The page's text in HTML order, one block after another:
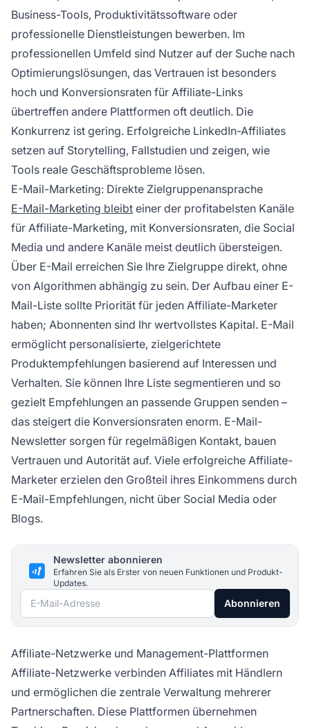
Business-Tools, Produktivitätssoftware oder
professionelle Dienstleistungen bewerben. Im
professionellen Umfeld sind Nutzer auf der Suche nach
Optimierungslösungen, das Vertrauen ist besonders
hoch und Konversionsraten für Affiliate-Links
übertreffen andere Plattformen oft deutlich. Die
Konkurrenz ist gering. Erfolgreiche LinkedIn-Affiliates
setzen auf Storytelling, Fallstudien und zeigen, wie
Tools reale Geschäftsprobleme lösen.
E-Mail-Marketing: Direkte Zielgruppenansprache
E-Mail-Marketing bleibt einer der profitabelsten Kanäle
für Affiliate-Marketing, mit Konversionsraten, die Social
Media und andere Kanäle meist deutlich übersteigen.
Über E-Mail erreichen Sie Ihre Zielgruppe direkt, ohne
von Algorithmen abhängig zu sein. Der Aufbau einer E-
Mail-Liste sollte Priorität für jeden Affiliate-Marketer
haben; Abonnenten sind Ihr wertvollstes Kapital. E-Mail
ermöglicht personalisierte, zielgerichtete
Produktempfehlungen basierend auf Interessen und
Verhalten. Sie können Ihre Liste segmentieren und so
gezielt Empfehlungen an passende Gruppen senden –
das steigert die Konversionsraten enorm. E-Mail-
Newsletter sorgen für regelmäßigen Kontakt, bauen
Vertrauen und Autorität auf. Viele erfolgreiche Affiliate-
Marketer erzielen den Großteil ihres Einkommens durch
E-Mail-Empfehlungen, nicht über Social Media oder
Blogs.
Newsletter abonnieren
Erfahren Sie als Erster von neuen Funktionen und Produkt-
Updates.
E-Mail-Adresse Abonnieren
Affiliate-Netzwerke und Management-Plattformen
Affiliate-Netzwerke verbinden Affiliates mit Händlern
und ermöglichen die zentrale Verwaltung mehrerer
Partnerschaften. Diese Plattformen übernehmen